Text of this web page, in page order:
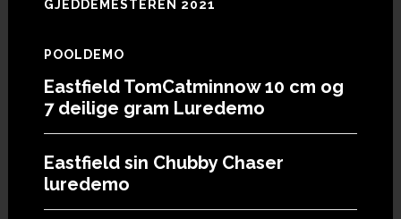
GJEDDEMESTEREN 2021
POOLDEMO
Eastfield TomCatminnow 10 cm og
7 deilige gram Luredemo
Eastfield sin Chubby Chaser
luredemo